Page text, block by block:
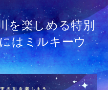
を楽しめる特別
はミルキーウ